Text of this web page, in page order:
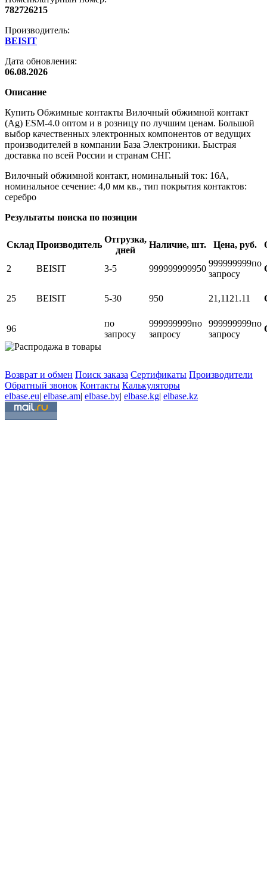
782726215
Производитель:
BEISIT
Дата обновления:
06.08.2026
Описание
Купить Обжимные контакты Вилочный обжимной контакт
(Ag) ESM-4.0 оптом и в розницу по лучшим ценам. Большой
выбор качественных электронных компонентов от ведущих
производителей в компании База Электроники. Быстрая
доставка по всей России и странам СНГ.
Вилочный обжимной контакт, номинальный ток: 16A,
номинальное сечение: 4,0 мм кв., тип покрытия контактов:
серебро
Результаты поиска по позиции
Склад Производитель
Отгрузка,
дней
Наличие, шт. Цена, руб.
2 BEISIT 3-5 999999999950
999999999по
запросу
25 BEISIT 5-30 950 21,11 21.11
96
по
запросу
999999999по
запросу
999999999по
запросу
Возврат и обмен Поиск заказа Сертификаты Производители
Обратный звонок Контакты Калькуляторы
elbase.eu| elbase.am| elbase.by| elbase.kg| elbase.kz